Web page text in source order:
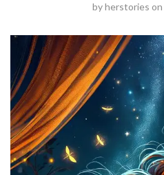
byherstories on